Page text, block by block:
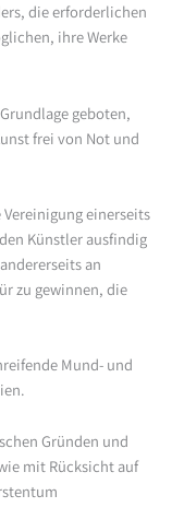
die erforderlichen
ihre Werke
geboten,
frei von Not und
einerseits
Künstler ausfindig
an
zu gewinnen, die
Mund- und
Gründen und
mit Rücksicht auf